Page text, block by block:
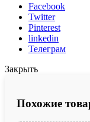
Facebook
Twitter
Pinterest
linkedin
Телеграм
Закрыть
Похожие